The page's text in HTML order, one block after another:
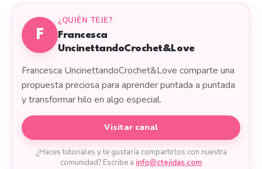
F
¿QUIÉN TEJE?
Francesca
UncinettandoCrochet&Love
Francesca UncinettandoCrochet&Love comparte una
propuesta preciosa para aprender puntada a puntada
y transformar hilo en algo especial.
Visitar canal
¿Haces tutoriales y te gustaría compartirlos con nuestra
comunidad? Escribe a info@ctejidas.com